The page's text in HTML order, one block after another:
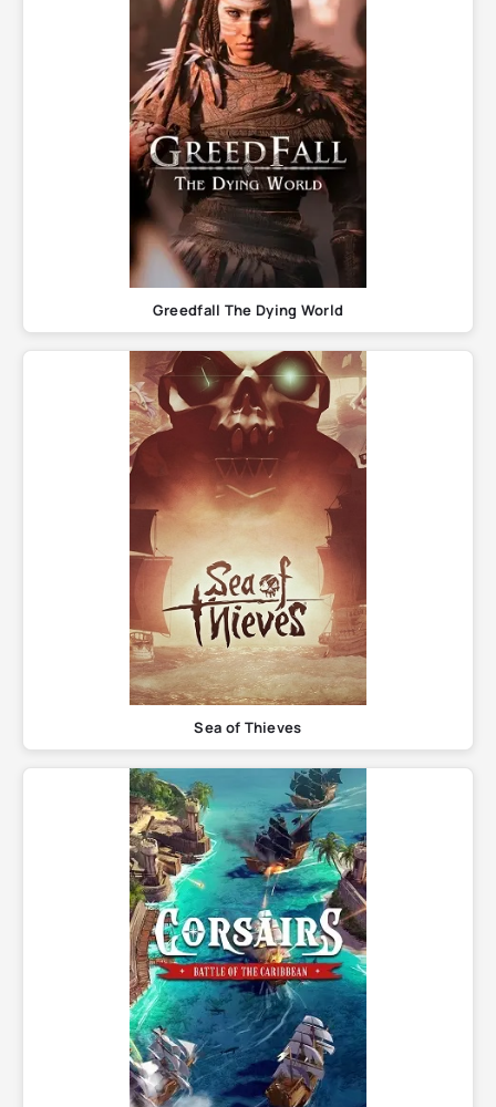
Greedfall The Dying World
Sea of Thieves